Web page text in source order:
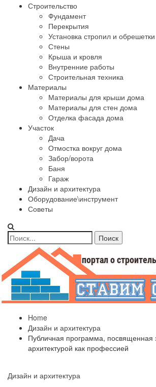
Строительство
Фундамент
Перекрытия
Установка стропил и обрешетки
Стены
Крыша и кровля
Внутренние работы
Строительная техника
Материалы
Материалы для крыши дома
Материалы для стен дома
Отделка фасада дома
Участок
Дача
Отмостка вокруг дома
Забор/ворота
Баня
Гараж
Дизайн и архитектура
Оборудование\инструмент
Советы
Home
Дизайн и архитектура
Публичная программа, посвященная
архитектурой как профессией
Дизайн и архитектура